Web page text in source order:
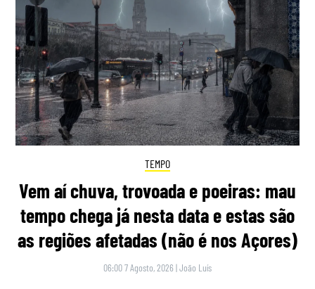
TEMPO
Vem aí chuva, trovoada e poeiras: mau
tempo chega já nesta data e estas são
as regiões afetadas (não é nos Açores)
06:00 7 Agosto, 2026 |João Luís